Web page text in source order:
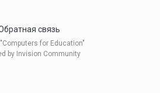
связь
for Education"
by Invision Community